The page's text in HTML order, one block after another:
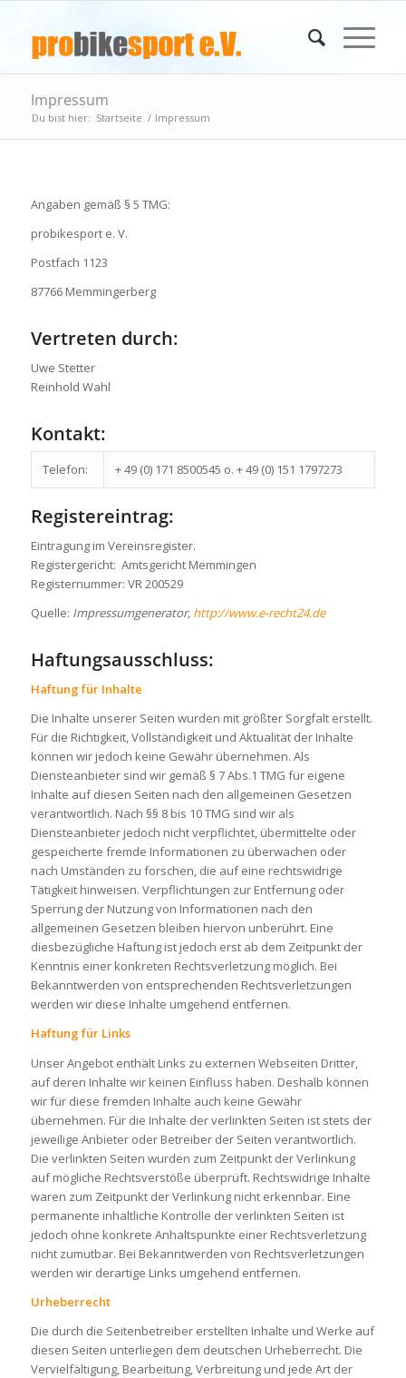
Impressum
Du bist hier: Startseite / Impressum
Angaben gemäß § 5 TMG:
probikesport e. V.
Postfach 1123
87766 Memmingerberg
Vertreten durch:
Uwe Stetter
Reinhold Wahl
Kontakt:
Telefon: + 49 (0) 171 8500545 o. + 49 (0) 151 1797273
Registereintrag:
Eintragung im Vereinsregister.
Registergericht: Amtsgericht Memmingen
Registernummer: VR 200529
Quelle: Impressumgenerator, http://www.e-recht24.de
Haftungsausschluss:
Haftung für Inhalte
Die Inhalte unserer Seiten wurden mit größter Sorgfalt erstellt.
Für die Richtigkeit, Vollständigkeit und Aktualität der Inhalte
können wir jedoch keine Gewähr übernehmen. Als
Diensteanbieter sind wir gemäß § 7 Abs.1 TMG für eigene
Inhalte auf diesen Seiten nach den allgemeinen Gesetzen
verantwortlich. Nach §§ 8 bis 10 TMG sind wir als
Diensteanbieter jedoch nicht verpflichtet, übermittelte oder
gespeicherte fremde Informationen zu überwachen oder
nach Umständen zu forschen, die auf eine rechtswidrige
Tätigkeit hinweisen. Verpflichtungen zur Entfernung oder
Sperrung der Nutzung von Informationen nach den
allgemeinen Gesetzen bleiben hiervon unberührt. Eine
diesbezügliche Haftung ist jedoch erst ab dem Zeitpunkt der
Kenntnis einer konkreten Rechtsverletzung möglich. Bei
Bekanntwerden von entsprechenden Rechtsverletzungen
werden wir diese Inhalte umgehend entfernen.
Haftung für Links
Unser Angebot enthält Links zu externen Webseiten Dritter,
auf deren Inhalte wir keinen Einfluss haben. Deshalb können
wir für diese fremden Inhalte auch keine Gewähr
übernehmen. Für die Inhalte der verlinkten Seiten ist stets der
jeweilige Anbieter oder Betreiber der Seiten verantwortlich.
Die verlinkten Seiten wurden zum Zeitpunkt der Verlinkung
auf mögliche Rechtsverstöße überprüft. Rechtswidrige Inhalte
waren zum Zeitpunkt der Verlinkung nicht erkennbar. Eine
permanente inhaltliche Kontrolle der verlinkten Seiten ist
jedoch ohne konkrete Anhaltspunkte einer Rechtsverletzung
nicht zumutbar. Bei Bekanntwerden von Rechtsverletzungen
werden wir derartige Links umgehend entfernen.
Urheberrecht
Die durch die Seitenbetreiber erstellten Inhalte und Werke auf
diesen Seiten unterliegen dem deutschen Urheberrecht. Die
Vervielfältigung, Bearbeitung, Verbreitung und jede Art der